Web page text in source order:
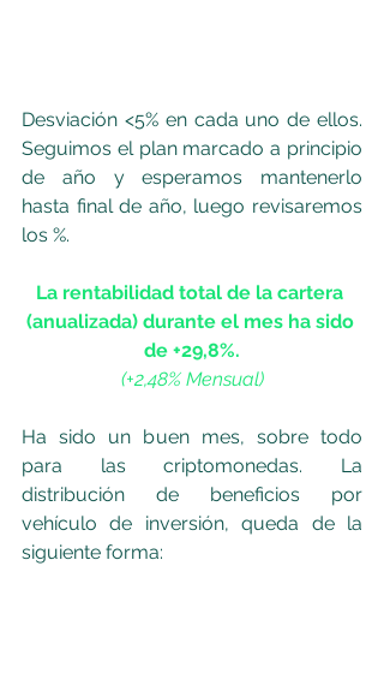
Desviación <5% en cada uno de ellos.
Seguimos el plan marcado a principio
de año y esperamos mantenerlo
hasta final de año, luego revisaremos
los %.
La rentabilidad total de la cartera
(anualizada) durante el mes ha sido
de +29,8%.
(+2,48% Mensual)
Ha sido un buen mes, sobre todo
para las criptomonedas. La
distribución de beneficios por
vehículo de inversión, queda de la
siguiente forma: